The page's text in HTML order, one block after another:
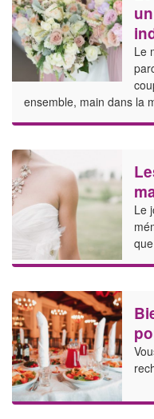
Le
ensemble, main dans la
Le